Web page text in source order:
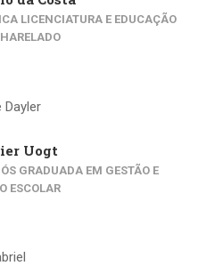
LICENCIATURA E EDUCAÇÃO
Uogt
GRADUADA EM GESTÃO E
ESCOLAR